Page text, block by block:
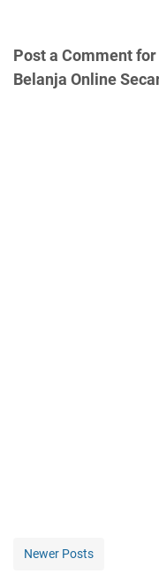
Post a Comment
Belanja Online
Newer Posts